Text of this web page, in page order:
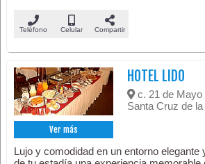
Teléfono Celular Compartir
Ver más
HOTEL LIDO
c. 21 de Mayo
Santa Cruz de
Lujo y comodidad en un entorno elegante